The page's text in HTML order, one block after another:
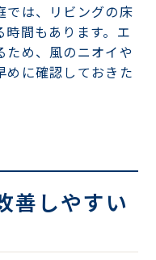
では、リビングの床
間もあります。エ
ため、風のニオイや
めに確認しておきた
善しやすい